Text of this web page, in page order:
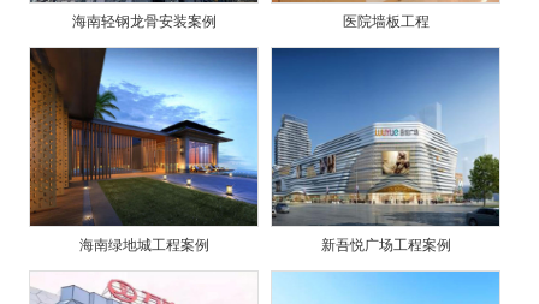
海南轻钢龙骨安装案例 医院墙板工程
海南绿地城工程案例 新吾悦广场工程案例